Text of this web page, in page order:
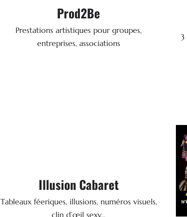
Prod2Be
Prestations artistiques pour groupes,
entreprises, associations
Spectacle
80 quai Amiral Lalande - 72100 LE MANS
Tel.
02 43 23 04 21 3
2
Illusion Cabaret
Tableaux féeriques, illusions, numéros visuels,
clin d’œil sexy...
Cabaret & Spectacle
49300 CHOLET
Tel.
06 73 46 50 15